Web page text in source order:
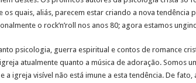
os quais, aliás, parecem estar criando a nova tendência
o rock’n’roll nos anos 80; agora estamos
psicologia, guerra espiritual e contos de romance
atualmente quanto a música de adoração. Somos
a igreja visível não está imune a esta tendência. De